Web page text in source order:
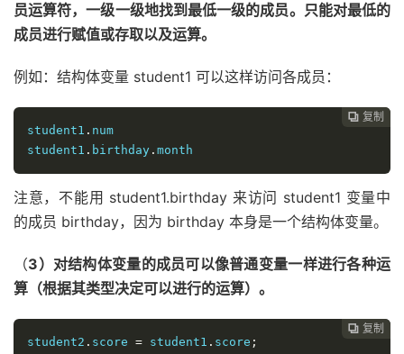
员运算符，一级一级地找到最低一级的成员。只能对最低的
成员进行赋值或存取以及运算。
例如：结构体变量 student1 可以这样访问各成员：
 复制
student1 . num
student1 . birthday . month
注意，不能用 student1.birthday 来访问 student1 变量中
的成员 birthday，因为 birthday 本身是一个结构体变量。
（3）对结构体变量的成员可以像普通变量一样进行各种运
算（根据其类型决定可以进行的运算）。
 复制
student2 . score = student1 . score ;